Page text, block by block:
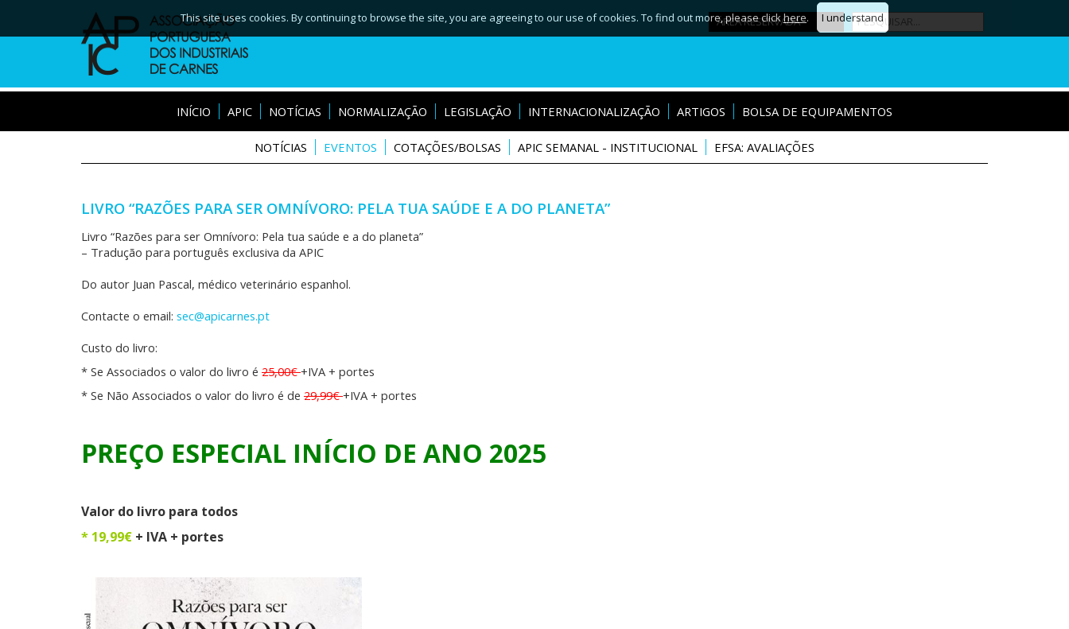
ÁREA RESERVADA
INÍCIO APIC NOTÍCIAS NORMALIZAÇÃO LEGISLAÇÃO INTERNACIONALIZAÇÃO ARTIGOS BOLSA DE EQUIPAMENTOS
NOTÍCIAS EVENTOS COTAÇÕES/BOLSAS APIC SEMANAL - INSTITUCIONAL EFSA: AVALIAÇÕES
LIVRO “RAZÕES PARA SER OMNÍVORO: PELA TUA SAÚDE E A DO PLANETA”
Livro “Razões para ser Omnívoro: Pela tua saúde e a do planeta”
– Tradução para português exclusiva da APIC
Do autor Juan Pascal, médico veterinário espanhol.
Contacte o email: sec@apicarnes.pt
Custo do livro:
* Se Associados o valor do livro é 25,00€+IVA + portes
* Se Não Associados o valor do livro é de 29,99€+IVA + portes
PREÇO ESPECIAL INÍCIO DE ANO 2025
Valor do livro para todos
* 19,99€ + IVA + portes
This site uses cookies. By continuing to browse the site, you are agreeing to our use of cookies. To find out more, please clickhere. I understand